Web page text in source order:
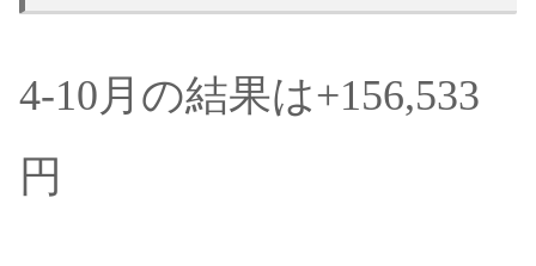
4-10月の結果は+156,533
円